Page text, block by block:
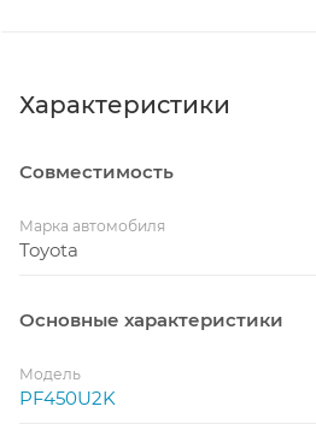
Характеристики
Совместимость
Марка автомобиля
Toyota
Основные характеристики
Модель
PF450U2K